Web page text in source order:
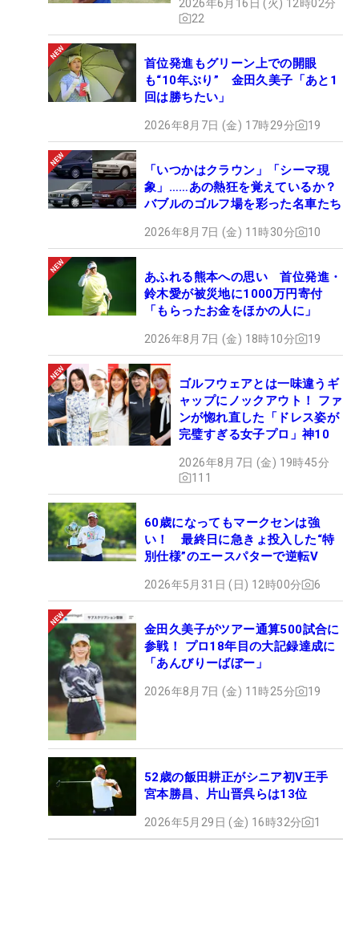
2026年6月16日 (火) 12時02分
22
首位発進もグリーン上での開眼
も“10年ぶり” 金田久美子「あと1
回は勝ちたい」
2026年8月7日 (金) 17時29分 19
「いつかはクラウン」「シーマ現
象」……あの熱狂を覚えているか？
バブルのゴルフ場を彩った名車たち
2026年8月7日 (金) 11時30分 10
あふれる熊本への思い 首位発進・
鈴木愛が被災地に1000万円寄付
「もらったお金をほかの人に」
2026年8月7日 (金) 18時10分 19
ゴルフウェアとは一味違うギ
ャップにノックアウト！ ファ
ンが惚れ直した「ドレス姿が
完璧すぎる女子プロ」神10
2026年8月7日 (金) 19時45分
111
60歳になってもマークセンは強
い！ 最終日に急きょ投入した“特
別仕様”のエースパターで逆転V
2026年5月31日 (日) 12時00分 6
金田久美子がツアー通算500試合に
参戦！ プロ18年目の大記録達成に
「あんびりーばぼー」
2026年8月7日 (金) 11時25分 19
52歳の飯田耕正がシニア初V王手
宮本勝昌、片山晋呉らは13位
2026年5月29日 (金) 16時32分 1